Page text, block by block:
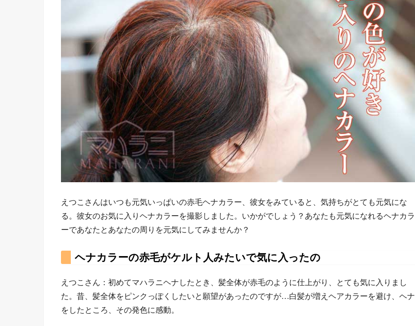
えつこさんはいつも元気いっぱいの赤毛ヘナカラー、彼女をみていると、気持ちがとても元気にな
る。彼女のお気に入りヘナカラーを撮影しました。いかがでしょう？あなたも元気になれるヘナカラ
ーであなたとあなたの周りを元気にしてみませんか？
ヘナカラーの赤毛がケルト人みたいで気に入ったの
えつこさん：初めてマハラニヘナしたとき、髪全体が赤毛のように仕上がり、とても気に入りまし
た。昔、髪全体をピンクっぽくしたいと願望があったのですが…白髪が増えヘアカラーを避け、ヘナ
をしたところ、その発色に感動。